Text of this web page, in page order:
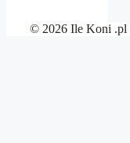
© 2026 Ile Koni .pl